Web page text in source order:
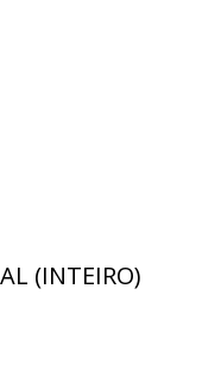
(INTEIRO)